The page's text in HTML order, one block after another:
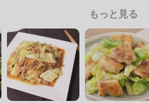
もっと見る